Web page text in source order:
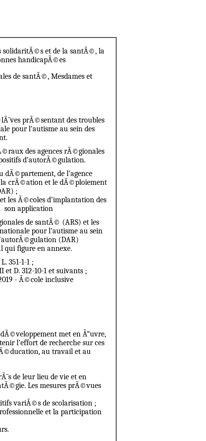
solidaritÃ©s et de la santÃ©, la
handicapÃ©es
de santÃ©, Mesdames et
prÃ©sentant des troubles
pour l'autisme au sein des
des agences rÃ©gionales
d’autorÃ©gulation.
dÃ©partement, de l’agence
crÃ©ation et le dÃ©ploiement
;
les Ã©coles d’implantation des
son application
de santÃ© (ARS) et les
pour l’autisme au sein
(DAR)
qui figure en annexe.
351-1-1 ;
et D. 312-10-1 et suivants ;
- Ã©cole inclusive
met en Å“uvre,
l’effort de recherche sur ces
au travail et au
de leur lieu de vie et en
Les mesures prÃ©vues
variÃ©s de scolarisation ;
et la participation